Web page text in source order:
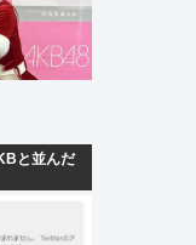
と並んだ